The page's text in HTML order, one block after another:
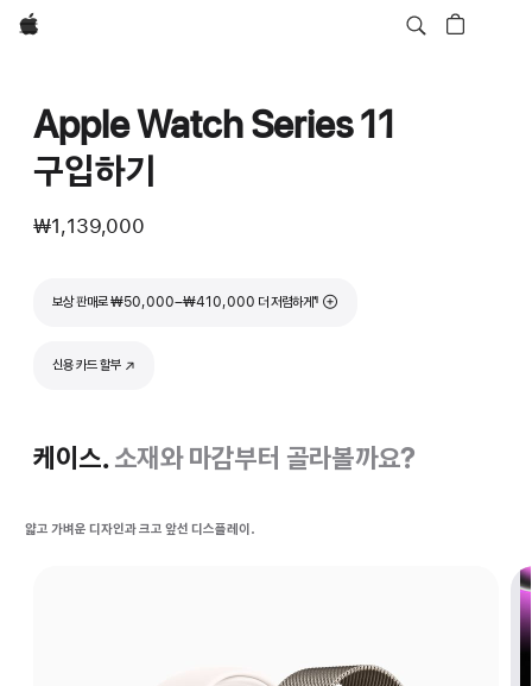
Apple
Apple Watch Series 11
구입하기
₩1,139,000
보상 판매로 ₩50,000–₩410,000 더 저렴하게
각주
¶
신용 카드 할부
(새 창에서 열림)
케이스.소재와 마감부터 골라볼까요?
얇고 가벼운 디자인과 크고 앞선 디스플레이.